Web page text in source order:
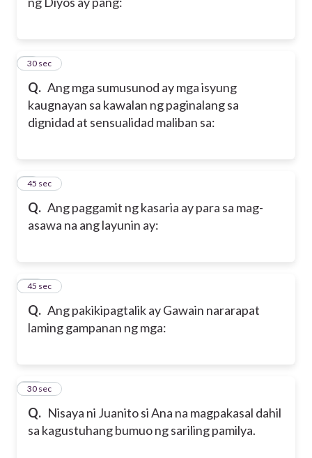
Q. Ang mga sumusunod ay mga isyung
kaugnayan sa kawalan ng paginalang sa
dignidad at sensualidad maliban sa:
8
30 sec
Q. Ang paggamit ng kasaria ay para sa mag-
asawa na ang layunin ay:
9
45 sec
Q. Ang pakikipagtalik ay Gawain nararapat
laming gampanan ng mga:
10
45 sec
Q. Nisaya ni Juanito si Ana na magpakasal dahil
sa kagustuhang bumuo ng sariling pamilya.
11
30 sec